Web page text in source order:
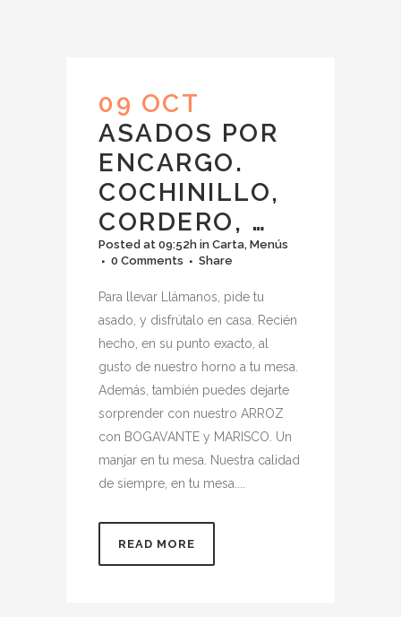
09 OCT
ASADOS POR
ENCARGO.
COCHINILLO,
CORDERO, …
Posted at 09:52h in Carta, Menús
0 Comments
Share
Para llevar Llámanos, pide tu
asado, y disfrútalo en casa. Recién
hecho, en su punto exacto, al
gusto de nuestro horno a tu mesa.
Además, también puedes dejarte
sorprender con nuestro ARROZ
con BOGAVANTE y MARISCO. Un
manjar en tu mesa. Nuestra calidad
de siempre, en tu mesa....
READ MORE